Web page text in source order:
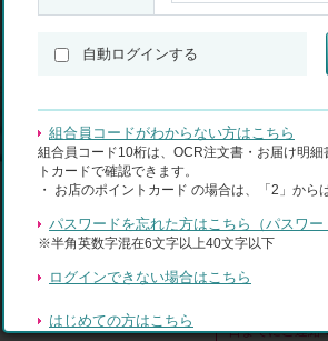
・浄水能力は、
また、有機フ
PAS B.210試験
・初回は本体(
・2回目以降は
・ご希望の組合
日までにご連絡
自動ログインする
組合員コードがわからない方はこちら
組合員コード10桁は、OCR注文書・お届け明
トカードで確認できます。
・ お店のポイントカード の場合は、「2」から
パスワードを忘れた方はこちら（パスワー
※半角英数字混在6文字以上40文字以下
ログインできない場合はこちら
はじめての方はこちら